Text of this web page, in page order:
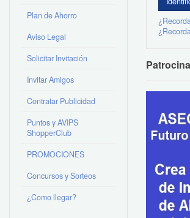
Plan de Ahorro
Aviso Legal
Solicitar Invitación
Invitar Amigos
Contratar Publicidad
Puntos y AVIPS
ShopperClub
PROMOCIONES
Concursos y Sorteos
¿Como llegar?